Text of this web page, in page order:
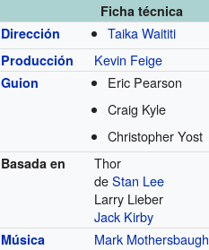
Ficha técnica
Dirección
Taika Waititi
Producción Kevin Feige
Guion
Eric Pearson
Craig Kyle
Christopher Yost
Basada en
Thor
deStan Lee
Larry Lieber
Jack Kirby
Música Mark Mothersbaugh